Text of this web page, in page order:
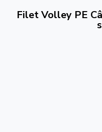
Filet Volley PE